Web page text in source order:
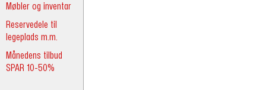
Møbler og inventar
Reservedele til
legeplads m.m.
Månedens tilbud
SPAR 10-50%